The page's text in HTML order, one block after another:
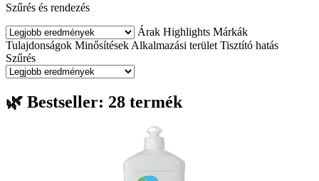
Szűrés és rendezés
Árak Highlights Márkák
Tulajdonságok Minősítések Alkalmazási terület Tisztító hatás
Szűrés
🌿 Bestseller: 28 termék